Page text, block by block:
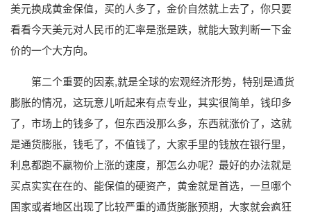
美元换成黄金保值，买的人多了，金价自然就上去了，你只要
看看今天美元对人民币的汇率是涨是跌，就能大致判断一下金
价的一个大方向。
第二个重要的因素,就是全球的宏观经济形势，特别是通货
膨胀的情况，这玩意儿听起来有点专业，其实很简单，钱印多
了，市场上的钱多了，但东西没那么多，东西就涨价了，这就
是通货膨胀，钱毛了，不值钱了，大家手里的钱放在银行里，
利息都跑不赢物价上涨的速度，那怎么办呢？最好的办法就是
买点实实在在的、能保值的硬资产，黄金就是首选，一旦哪个
国家或者地区出现了比较严重的通货膨胀预期，大家就会疯狂